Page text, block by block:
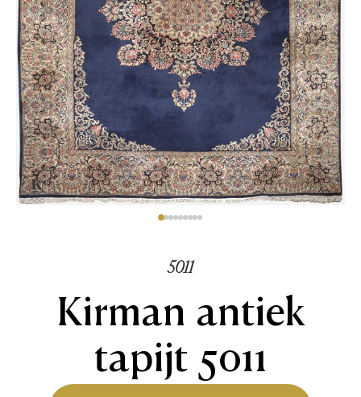
5011
Kirman antiek
tapijt 5011